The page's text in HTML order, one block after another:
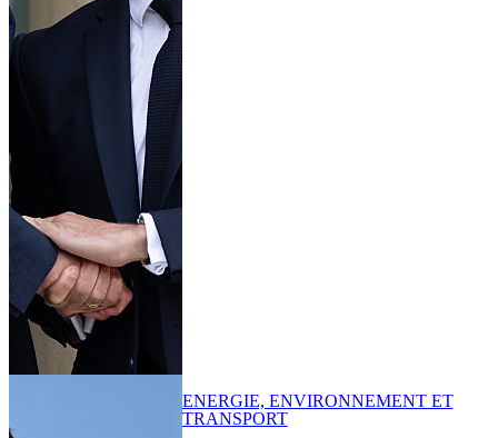
ENERGIE, ENVIRONNEMENT ET
TRANSPORT